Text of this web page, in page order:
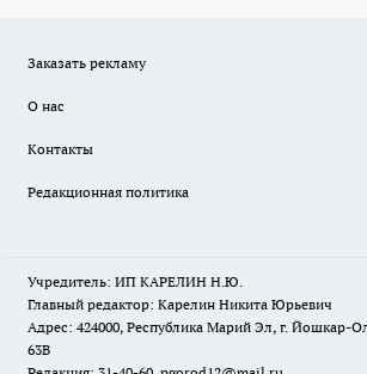
Заказать рекламу
О нас
Контакты
Редакционная политика
Учредитель: ИП КАРЕЛИН Н.Ю.
Главный редактор: Карелин Никита Юрьевич
Адрес: 424000, Республика Марий Эл, г. Йошкар-
63В